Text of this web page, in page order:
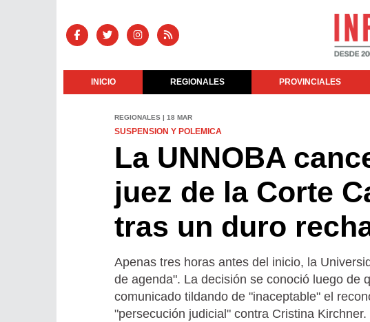
INICIO REGIONALES PROVINCIALES
REGIONALES | 18 MAR
SUSPENSION Y POLEMICA
La UNNOBA
juez de la Corte
tras un duro
Apenas tres horas antes del inicio, la
de agenda". La decisión se conoció luego de
comunicado tildando de "inaceptable" el
"persecución judicial" contra Cristina Kirchner.